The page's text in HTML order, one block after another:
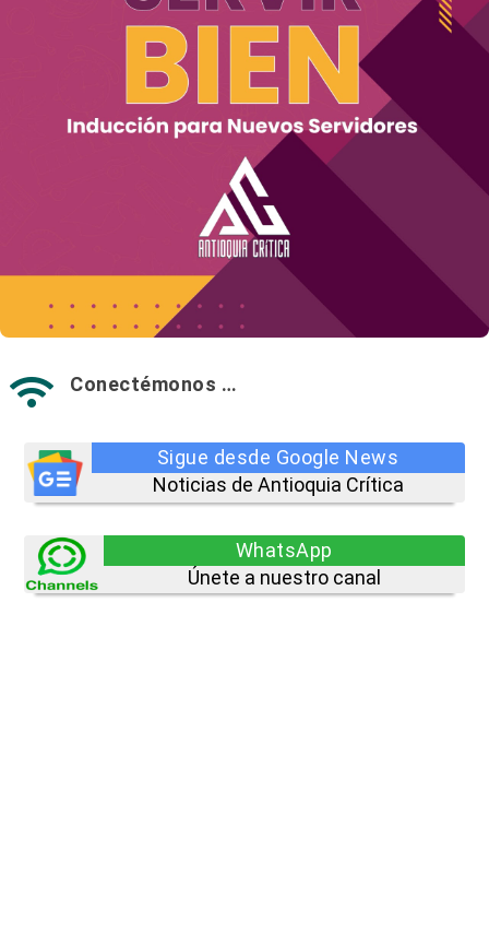
 Conectémonos …
Sigue desde Google News
Noticias de Antioquia Crítica
WhatsApp
Únete a nuestro canal